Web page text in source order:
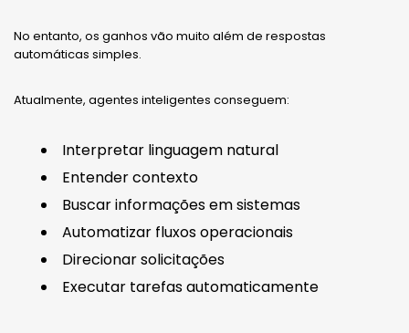
No entanto, os ganhos vão muito além de respostas
automáticas simples.
Atualmente, agentes inteligentes conseguem:
Interpretar linguagem natural
Entender contexto
Buscar informações em sistemas
Automatizar fluxos operacionais
Direcionar solicitações
Executar tarefas automaticamente